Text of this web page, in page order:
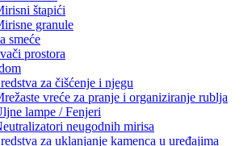
štapići
granule
smeće
prostora
za čišćenje i njegu
vreće za pranje i organiziranje rublja
lampe / Fenjeri
neugodnih mirisa
za uklanjanje kamenca u uređajima